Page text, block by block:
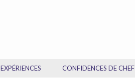
EXPÉRIENCES CONFIDENCES DE CHEF